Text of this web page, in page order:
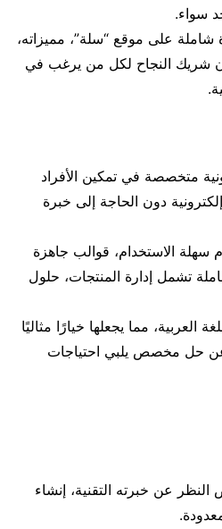
سواء.
على موقع “سلة”، مميزاته،
شريك النجاح لكل من يرغب في
متخصصة في تمكين الأفراد
دون الحاجة إلى خبرة
سهلة الاستخدام، قوالب جاهزة
تشمل إدارة المنتجات، حلول
العربية، مما يجعلها خيارًا مثاليًا
عن حل مخصص يلبي احتياجات
عن خبرته التقنية، إنشاء